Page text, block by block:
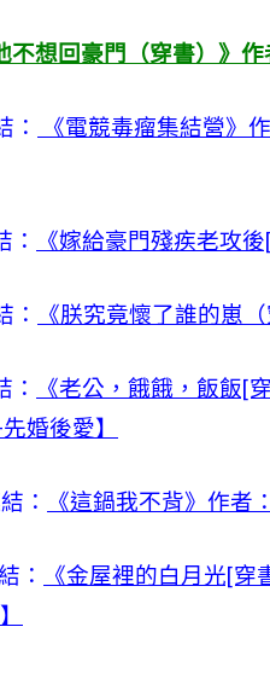
不想回豪門（穿書）》
：
《電競毒瘤集結營》
： 《嫁給豪門殘疾老攻
： 《朕究竟懷了誰的崽
：
《老公，餓餓，飯飯[
婚後愛】
： 《這鍋我不背》作者
：
《金屋裡的白月光[